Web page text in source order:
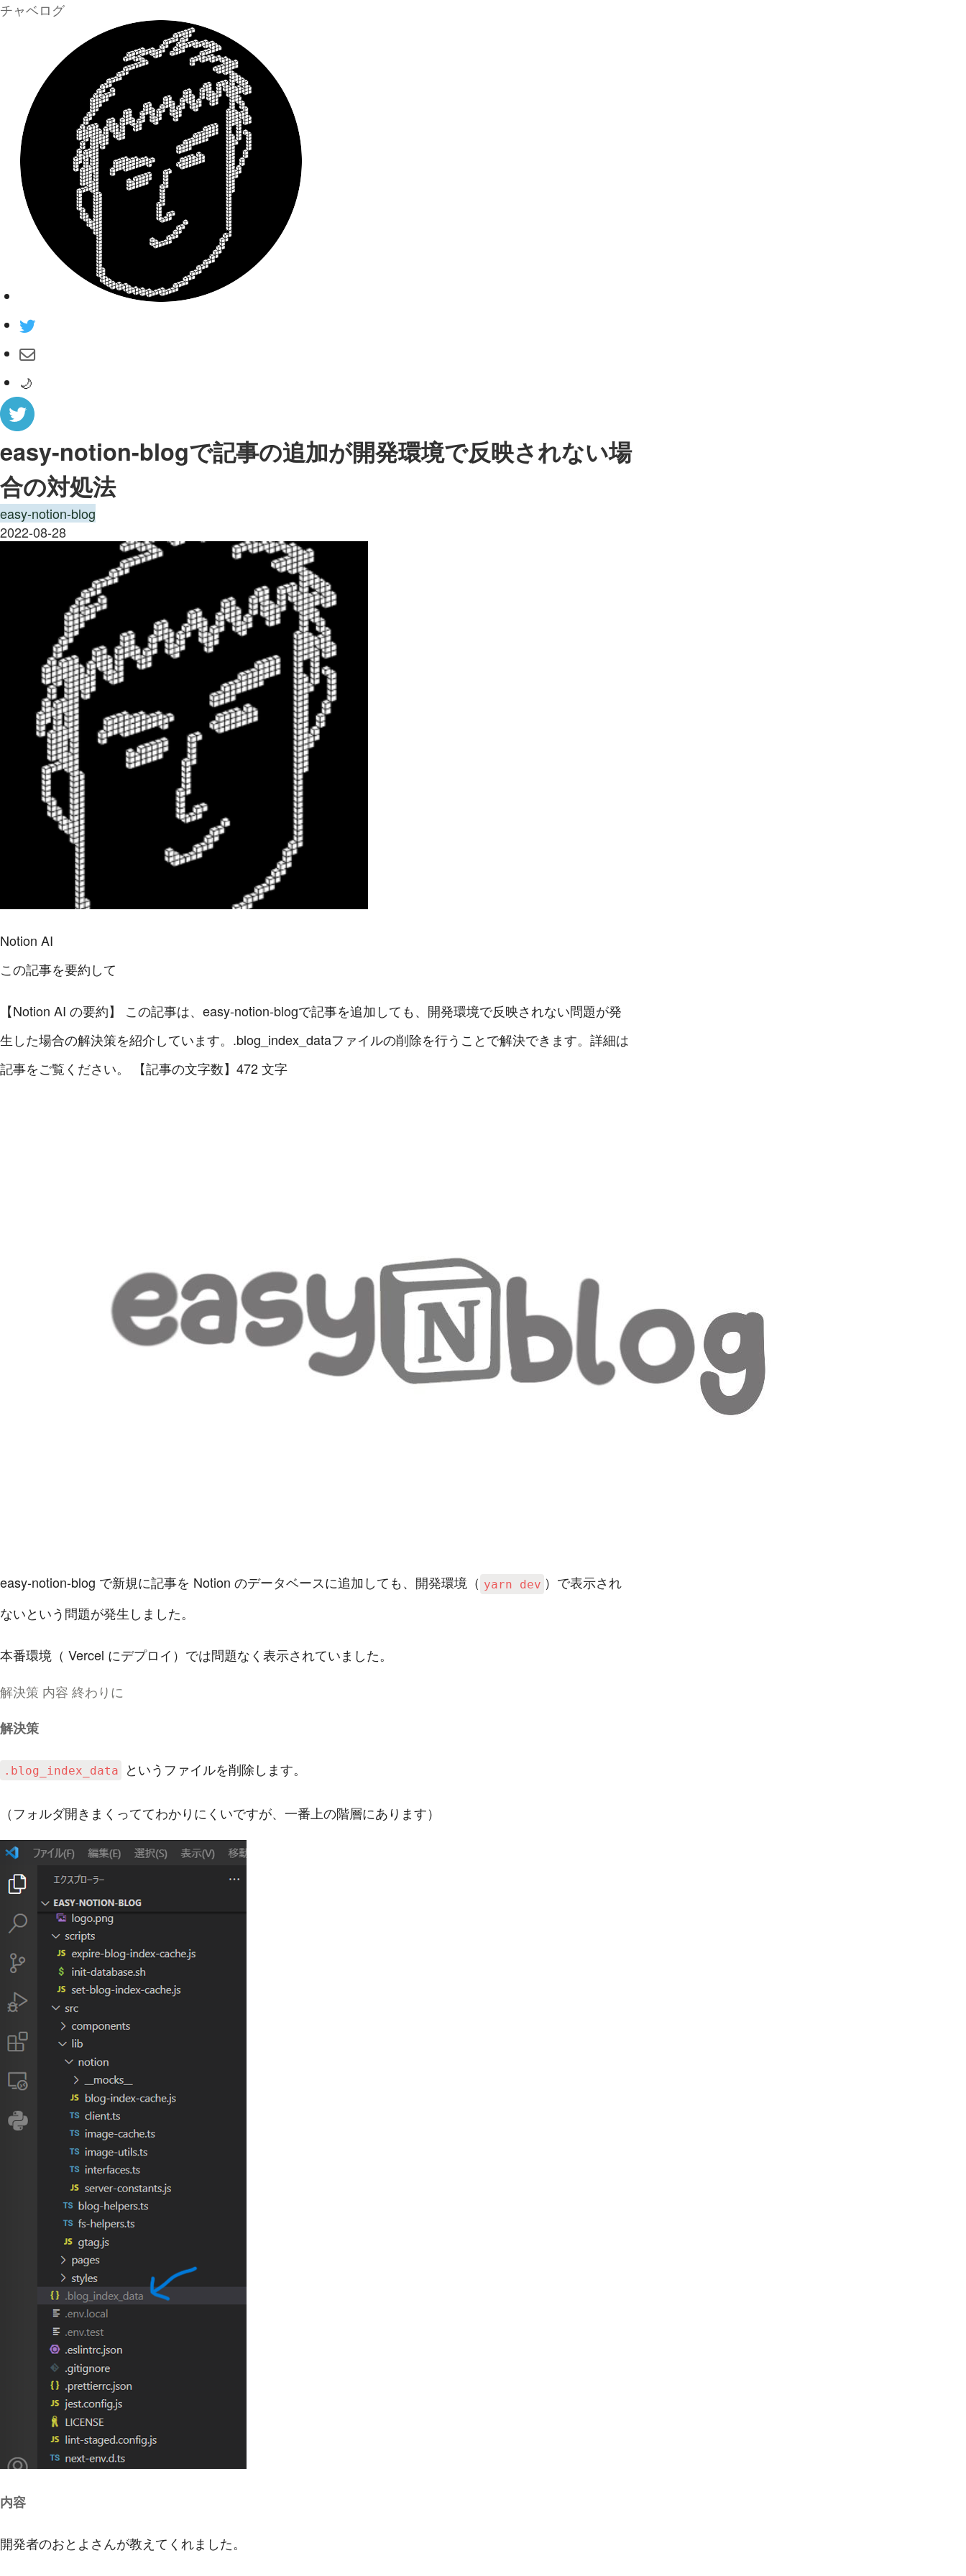
チャベログ
🌙
easy-notion-blogで記事の追加が開発環境で反映されない場
合の対処法
easy-notion-blog
2022-08-28
Notion AI
この記事を要約して
【Notion AI の要約】
この記事は、easy-notion-blogで記事を追加しても、開発環境で反映されない問題が発
生した場合の解決策を紹介しています。.blog_index_dataファイルの削除を行うことで解決できます。詳細は
記事をご覧ください。
【記事の文字数】472 文字
easy-notion-blog で新規に記事を Notion のデータベースに追加しても、開発環境（ yarn dev ）で表示され
ないという問題が発生しました。
本番環境（ Vercel にデプロイ）では問題なく表示されていました。
解決策 内容 終わりに
解決策
.blog_index_data というファイルを削除します。
（フォルダ開きまくっててわかりにくいですが、一番上の階層にあります）
内容
開発者のおとよさんが教えてくれました。